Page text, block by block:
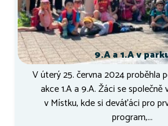
9.A a 1.A v
V úterý 25. června 2024 proběhla
akce 1.A a 9.A. Žáci se společně
v Místku, kde si deváťáci pro
program,...